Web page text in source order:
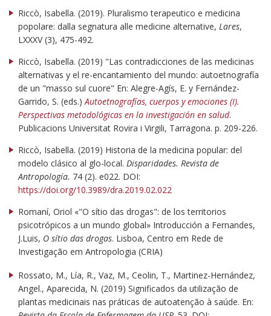
Riccò, Isabella. (2019). Pluralismo terapeutico e medicina
popolare: dalla segnatura alle medicine alternative, Lares,
LXXXV (3), 475-492.
Riccò, Isabella. (2019) "Las contradicciones de las medicinas
alternativas y el re-encantamiento del mundo: autoetnografía
de un "masso sul cuore" En: Alegre-Agís, E. y Fernández-
Garrido, S. (eds.)Autoetnografías, cuerpos y emociones (I).
Perspectivas metodológicas en la investigación en salud.
Publicacions Universitat Rovira i Virgili, Tarragona. p. 209-226.
Riccò, Isabella. (2019) Historia de la medicina popular: del
modelo clásico al glo-local. Disparidades. Revista de
Antropología. 74 (2). e022. DOI:
https://doi.org/10.3989/dra.2019.02.022
Romaní, Oriol «"O sítio das drogas": de los territorios
psicotrópicos a un mundo global» Introducción a Fernandes,
J.Luis, O sítio das drogas. Lisboa, Centro em Rede de
Investigação em Antropologia (CRIA)
Rossato, M., Lía, R., Vaz, M., Ceolin, T., Martinez-Hernández,
Angel., Aparecida, N. (2019) Significados da utilização de
plantas medicinais nas práticas de autoatenção à saúde. En: